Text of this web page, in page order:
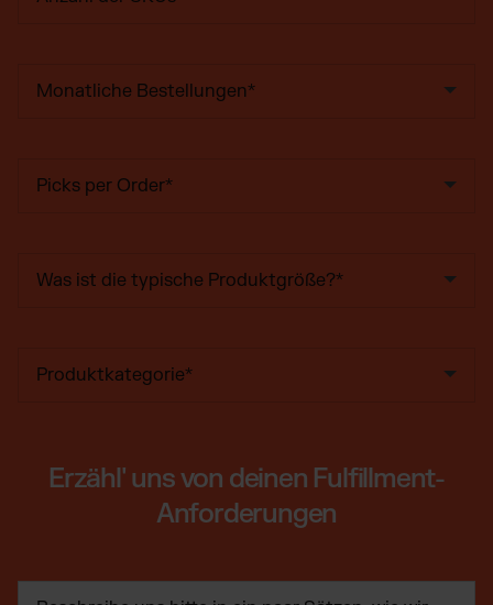
Erzähl' uns von deinen Fulfillment-
Anforderungen